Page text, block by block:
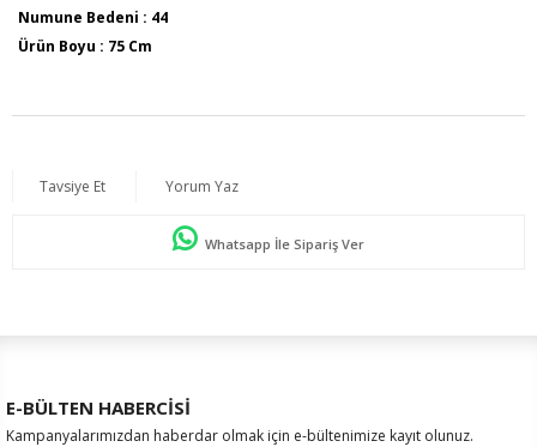
Numune Bedeni : 44
Ürün Boyu : 75 Cm
Tavsiye Et Yorum Yaz
Whatsapp İle Sipariş Ver
E-BÜLTEN HABERCİSİ
Kampanyalarımızdan haberdar olmak için e-bültenimize kayıt olunuz.